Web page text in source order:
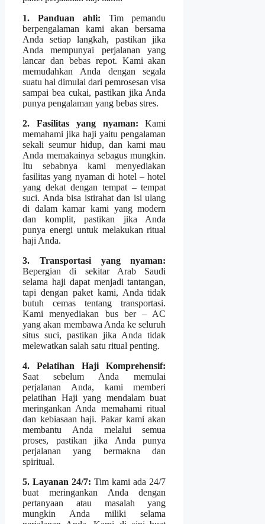
1. Panduan ahli: Tim pemandu
berpengalaman kami akan bersama
Anda setiap langkah, pastikan jika
Anda mempunyai perjalanan yang
lancar dan bebas repot. Kami akan
memudahkan Anda dengan segala
suatu hal dimulai dari pemrosesan visa
sampai bea cukai, pastikan jika Anda
punya pengalaman yang bebas stres.
2. Fasilitas yang nyaman: Kami
memahami jika haji yaitu pengalaman
sekali seumur hidup, dan kami mau
Anda memakainya sebagus mungkin.
Itu sebabnya kami menyediakan
fasilitas yang nyaman di hotel – hotel
yang dekat dengan tempat – tempat
suci. Anda bisa istirahat dan isi ulang
di dalam kamar kami yang modern
dan komplit, pastikan jika Anda
punya energi untuk melakukan ritual
haji Anda.
3. Transportasi yang nyaman:
Bepergian di sekitar Arab Saudi
selama haji dapat menjadi tantangan,
tapi dengan paket kami, Anda tidak
butuh cemas tentang transportasi.
Kami menyediakan bus ber – AC
yang akan membawa Anda ke seluruh
situs suci, pastikan jika Anda tidak
melewatkan salah satu ritual penting.
4. Pelatihan Haji Komprehensif:
Saat sebelum Anda memulai
perjalanan Anda, kami memberi
pelatihan Haji yang mendalam buat
meringankan Anda memahami ritual
dan kebiasaan haji. Pakar kami akan
membantu Anda melalui semua
proses, pastikan jika Anda punya
perjalanan yang bermakna dan
spiritual.
5. Layanan 24/7: Tim kami ada 24/7
buat meringankan Anda dengan
pertanyaan atau masalah yang
mungkin Anda miliki selama